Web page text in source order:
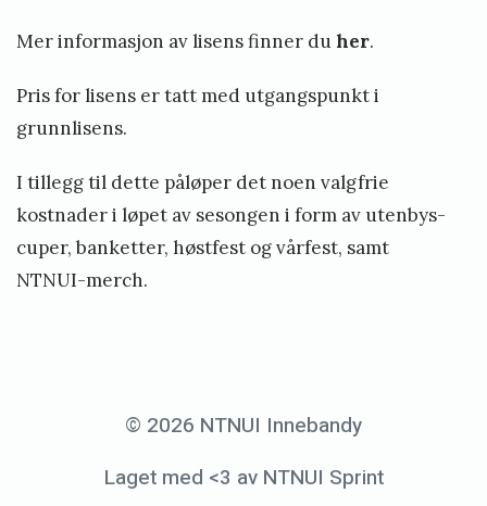
Mer informasjon av lisens finner duher.
Pris for lisens er tatt med utgangspunkt i
grunnlisens.
I tillegg til dette påløper det noen valgfrie
kostnader i løpet av sesongen i form av utenbys-
cuper, banketter, høstfest og vårfest, samt
NTNUI-merch.
© 2026 NTNUI Innebandy
Laget med <3 av NTNUI Sprint